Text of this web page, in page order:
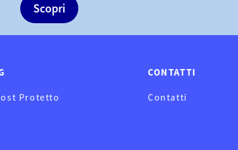
Scopri
Protetto
CONTATTI
Contatti